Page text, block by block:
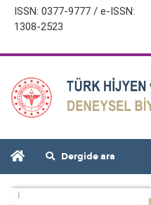
ISSN: 0377-9777 / e-ISSN:
1308-2523
Dergide ara